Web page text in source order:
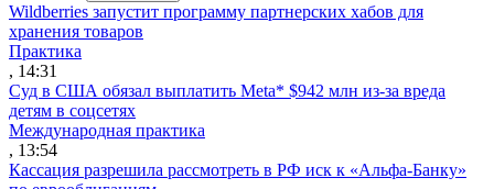
Wildberries запустит программу партнерских хабов для
хранения товаров
Практика
, 14:31
Суд в США обязал выплатить Meta* $942 млн из-за вреда
детям в соцсетях
Международная практика
, 13:54
Кассация разрешила рассмотреть в РФ иск к «Альфа-Банку»